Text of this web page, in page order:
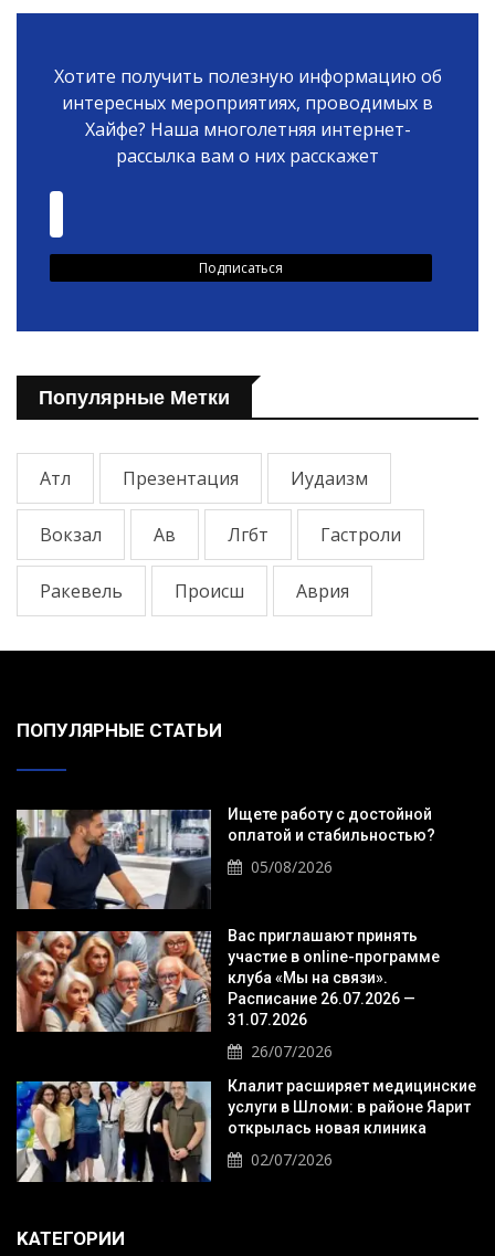
Хотите получить полезную информацию об
интересных мероприятиях, проводимых в
Хайфе? Наша многолетняя интернет-
рассылка вам о них расскажет
Популярные Метки
Атл Презентация Иудаизм
Вокзал Ав Лгбт Гастроли
Ракевель Происш Аврия
ПОПУЛЯРНЫЕ СТАТЬИ
Ищете работу с достойной
оплатой и стабильностью?
05/08/2026
Вас приглашают принять
участие в online-программе
клуба «Мы на связи».
Расписание 26.07.2026 —
31.07.2026
26/07/2026
Клалит расширяет медицинские
услуги в Шломи: в районе Яарит
открылась новая клиника
02/07/2026
KАТЕГОРИИ